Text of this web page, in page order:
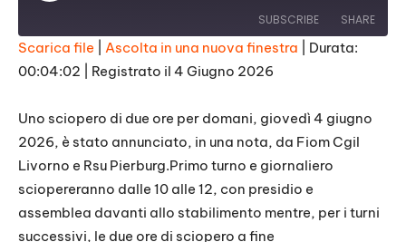
SUBSCRIBE SHARE
SHARE
EMBED
Scarica file Ascolta in una nuova finestra
Durata:
00:04:02
Registrato il 4 Giugno 2026
Uno sciopero di due ore per domani, giovedì 4 giugno
2026, è stato annunciato, in una nota, da Fiom Cgil
Livorno e Rsu Pierburg.Primo turno e giornaliero
sciopereranno dalle 10 alle 12, con presidio e
assemblea davanti allo stabilimento mentre, per i turni
successivi, le due ore di sciopero a fine